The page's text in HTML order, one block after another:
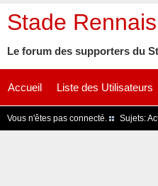
Stade
Le forum des supporters du
Accueil Liste des Utilisateurs
Vous n'êtes pas connecté. Sujets: